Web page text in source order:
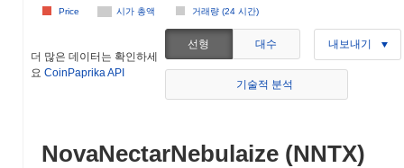
시가 총액 거래량 (24 시간)
Price
더 많은 데이터는 확인하세
요 CoinPaprika API
선형 대수 내보내기
기술적 분석
NovaNectarNebulaize (NNTX)